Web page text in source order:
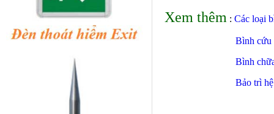
Xem thêm : Các loại
Bình cứu
Bình
Bảo trì